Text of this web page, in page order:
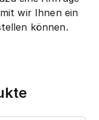
wir Ihnen ein
können.